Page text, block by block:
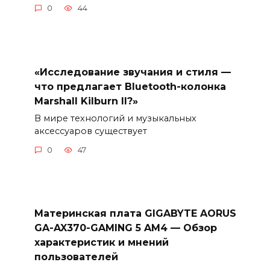
0 44
«Исследование звучания и стиля —
что предлагает Bluetooth-колонка
Marshall Kilburn II?»
В мире технологий и музыкальных
аксессуаров существует
0 47
Материнская плата GIGABYTE AORUS
GA-AX370-GAMING 5 AM4 — Обзор
характеристик и мнений
пользователей